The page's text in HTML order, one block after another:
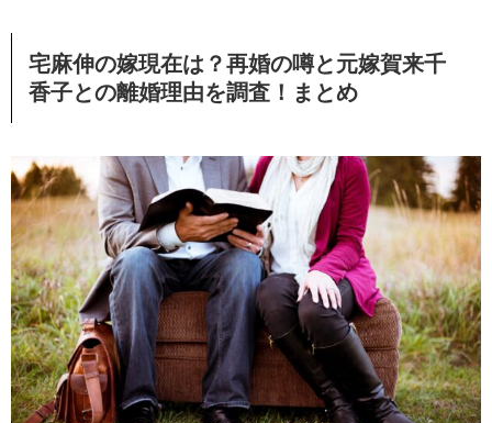
宅麻伸の嫁現在は？再婚の噂と元嫁賀来千
香子との離婚理由を調査！まとめ